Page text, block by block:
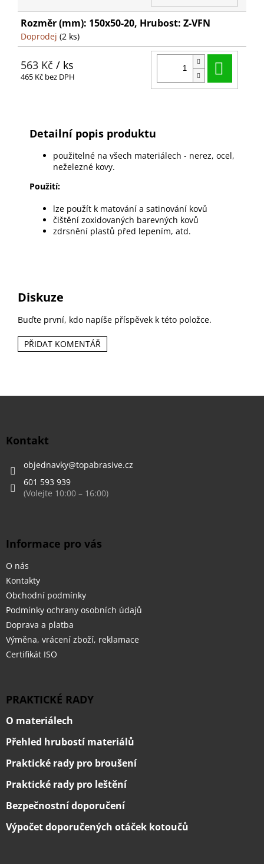
Rozměr (mm): 150x50-20, Hrubost: Z-VFN
Doprodej (2 ks)
563 Kč / ks
465 Kč bez DPH
Detailní popis produktu
použitelné na všech materiálech - nerez, ocel,
neželezné kovy.
Použití:
lze použít k matování a satinování kovů
čištění zoxidovaných barevných kovů
zdrsnění plastů před lepením, atd.
Diskuze
Buďte první, kdo napíše příspěvek k této položce.
PŘIDAT KOMENTÁŘ
Z
Kontakt
objednavky@topabrasive.cz
601 593 939
Informace pro vás
O nás
Kontakty
Obchodní podmínky
Podmínky ochrany osobních údajů
Doprava a platba
Výměna, vrácení zboží, reklamace
Certifikát ISO
PRAKTICKÉ RADY
O materiálech
Přehled hrubostí materiálů
Praktické rady pro broušení
Praktické rady pro leštění
Bezpečnostní doporučení
Výpočet doporučených otáček kotoučů